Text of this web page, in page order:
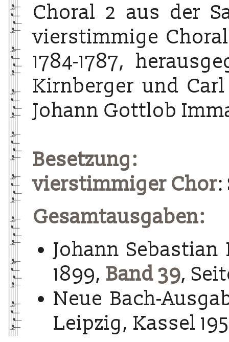
Choral 2 aus der
vierstimmige
1784-1787,
Kirnberger und
Johann Gottlob
Besetzung:
vierstimmiger Chor:
Gesamtausgaben:
Johann Sebastian
1899, Band 39,
Neue Bach-
Leipzig, Kassel